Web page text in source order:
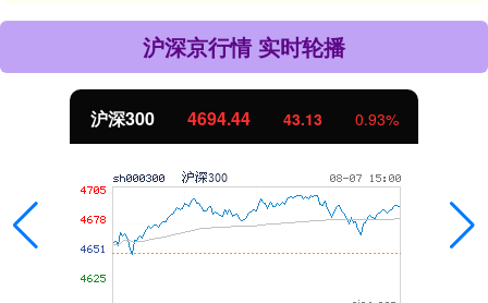
沪深京行情 实时轮播
北证50 1134.24 11.37 1.01%